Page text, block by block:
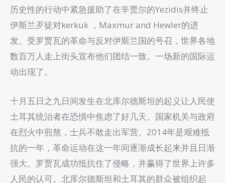
历史性的行动中紧急援助了在辛贾尔的Yezidis并终止
伊斯兰歹徒对kerkuk ，Maxmur and Hewler的进
发。受罗贾瓦的革命与反对伊斯兰国的号召，世界各地
数百万人走上街头宣布他们团结一致。一场新的国际运
动出现了。
十月五日之九日间发生在北库尔德斯坦的起义让人民使
土耳其统治者在恐惧中焦虑了好几天。国家机关与政府
在烈火中煎熬，士兵不敢走出军营。2014年是艰难抵
抗的一年，革命运动在这一年间逐渐成长起来并且日渐
强大。罗贾瓦成功抵抗住了侵略，并赢得了世界上许多
人民的认可。北库尔德斯坦和土耳其的群众被组织起